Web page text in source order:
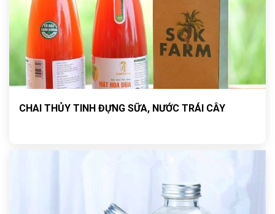
CHAI THỦY TINH ĐỰNG SỮA, NƯỚC TRÁI CÂY